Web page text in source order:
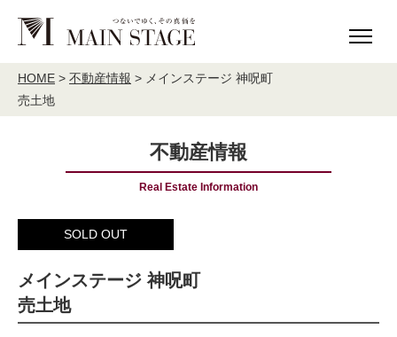
HOME > 不動産情報 > メインステージ 神呪町
売土地
不動産情報
Real Estate Information
SOLD OUT
メインステージ 神呪町
売土地
HOME
MAIN STAGE について
理念
アクセス
MAIN STAGE The Base
不動産投資事業
宅地分譲
validie